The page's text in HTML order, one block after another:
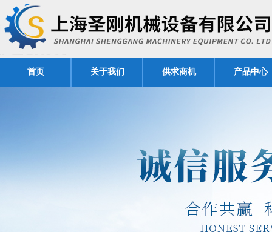
首页 关于我们 供求商机 产品中心